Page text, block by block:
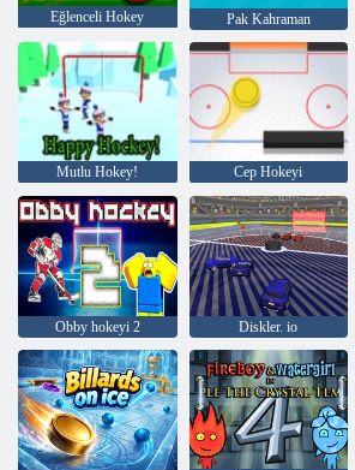
Eğlenceli Hokey Pak Kahraman
Mutlu Hokey! Cep Hokeyi
Obby hokeyi 2 Diskler. io